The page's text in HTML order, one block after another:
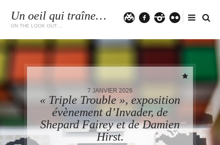
Un oeil qui traîne…
ON THE LOOK OUT…
7 JANVIER 2026
« Triple Trouble », exposition
évènement d’Invader, de
Shepard Fairey et de Damien
Hirst.